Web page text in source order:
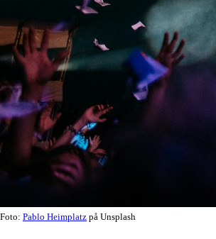
Foto: Pablo Heimplatz på Unsplash